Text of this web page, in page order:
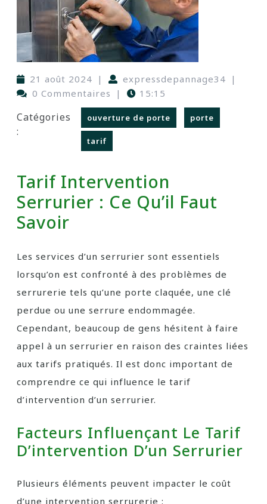
21 août 2024 | expressdepannage34 |
0 Commentaires
| 15:15
Catégories
:
ouverture de porte porte
tarif
Tarif Intervention
Serrurier : Ce Qu’il Faut
Savoir
Les services d’un serrurier sont essentiels
lorsqu’on est confronté à des problèmes de
serrurerie tels qu’une porte claquée, une clé
perdue ou une serrure endommagée.
Cependant, beaucoup de gens hésitent à faire
appel à un serrurier en raison des craintes liées
aux tarifs pratiqués. Il est donc important de
comprendre ce qui influence le tarif
d’intervention d’un serrurier.
Facteurs Influençant Le Tarif
D’intervention D’un Serrurier
Plusieurs éléments peuvent impacter le coût
d’une intervention serrurerie :